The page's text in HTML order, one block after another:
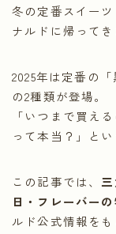
冬の定番スイー
ナルドに帰ってき
2025年は定番の
の2種類が登場。
「いつまで買え
って本当？」と
この記事では、
日・フレーバー
ルド公式情報を